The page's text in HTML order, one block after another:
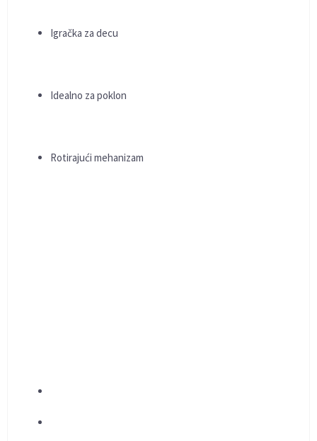
Igračka za decu
Idealno za poklon
Rotirajući mehanizam